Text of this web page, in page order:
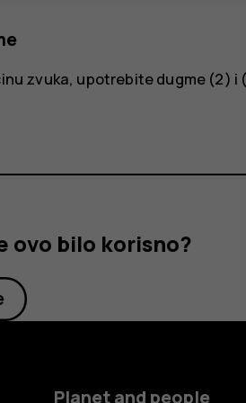
zvuka, upotrebite dugme (2) i
ovo bilo korisno?
Planet and people